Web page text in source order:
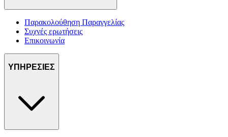
Παρακολούθηση Παραγγελίας
Συχνές ερωτήσεις
Επικοινωνία
ΥΠΗΡΕΣΙΕΣ